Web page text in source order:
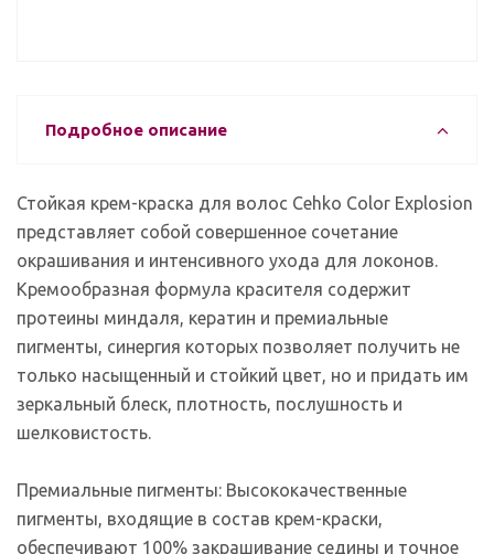
Подробное описание
Стойкая крем-краска для волос Cehko Color Explosion
представляет собой совершенное сочетание
окрашивания и интенсивного ухода для локонов.
Кремообразная формула красителя содержит
протеины миндаля, кератин и премиальные
пигменты, синергия которых позволяет получить не
только насыщенный и стойкий цвет, но и придать им
зеркальный блеск, плотность, послушность и
шелковистость.
Премиальные пигменты: Высококачественные
пигменты, входящие в состав крем-краски,
обеспечивают 100% закрашивание седины и точное